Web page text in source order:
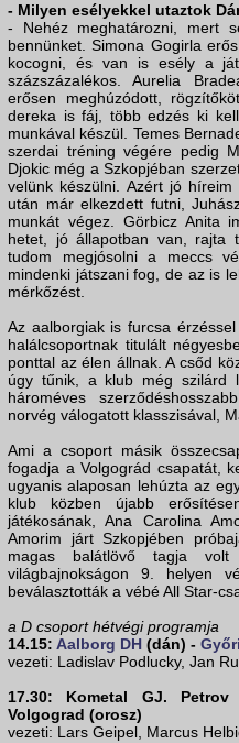
- Milyen esélyekkel utaztok
- Nehéz meghatározni, mert
bennünket. Simona Gogirla
kocogni, és van is esély a
százszázalékos. Aurelia
erősen meghúzódott,
dereka is fáj, több edzés ki
munkával készül. Temes
szerdai tréning végére pedig
Djokic még a Szkopjéban
velünk készülni. Azért jó
után már elkezdett futni,
munkát végez. Görbicz Anita
hetet, jó állapotban van, rajta
tudom megjósolni a meccs
mindenki játszani fog, de az is
mérkőzést.
Az aalborgiak is furcsa
halálcsoportnak titulált
ponttal az élen állnak. A csőd
úgy tűnik, a klub még szilárd
hároméves
norvég válogatott klasszisával,
Ami a csoport másik
fogadja a Volgográd csapatát,
ugyanis alaposan lehúzta az
klub közben újabb
játékosának, Ana Carolina
Amorim járt Szkopjében
magas balátlövő tagja
világbajnokságon 9. helyen
beválasztották a vébé All Star-
a D csoport hétvégi programja
14.15: Aalborg DH (dán) -
vezeti: Ladislav Podlucky, Jan
17.30: Kometal GJ.
Volgograd (orosz)
vezeti: Lars Geipel, Marcus